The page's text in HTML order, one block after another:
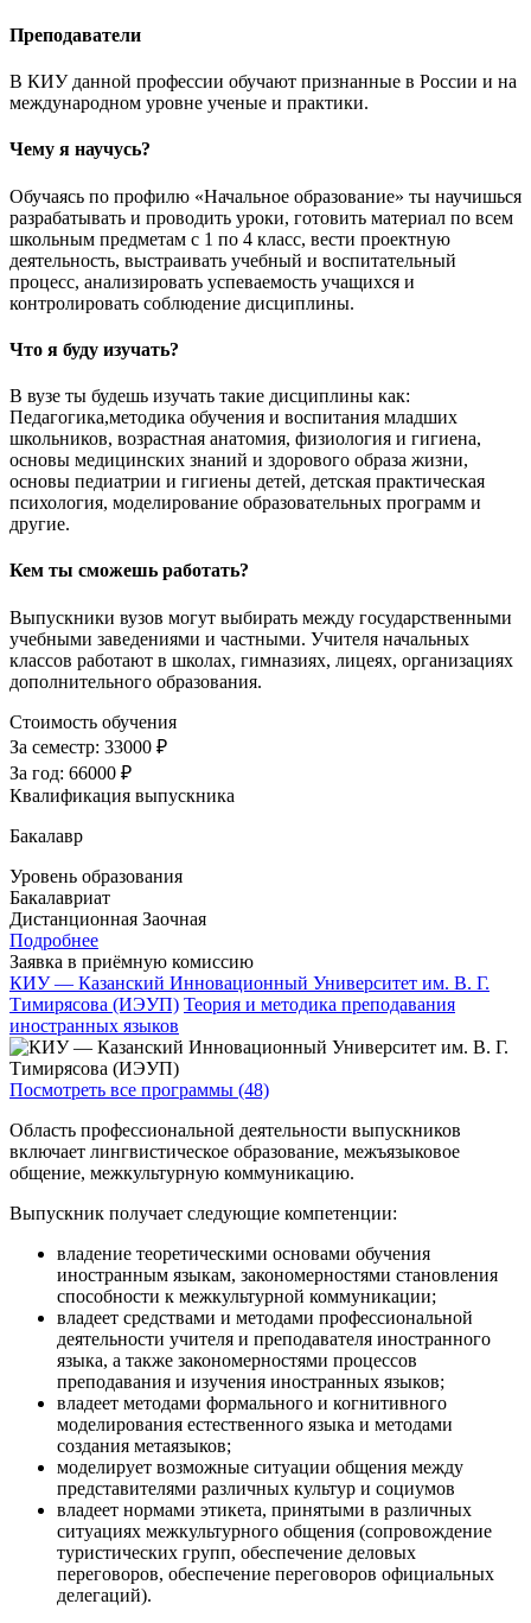
Преподаватели
В КИУ данной профессии обучают признанные в России и на
международном уровне ученые и практики.
Чему я научусь?
Обучаясь по профилю «Начальное образование» ты научишься
разрабатывать и проводить уроки, готовить материал по всем
школьным предметам с 1 по 4 класс, вести проектную
деятельность, выстраивать учебный и воспитательный
процесс, анализировать успеваемость учащихся и
контролировать соблюдение дисциплины.
Что я буду изучать?
В вузе ты будешь изучать такие дисциплины как:
Педагогика,методика обучения и воспитания младших
школьников, возрастная анатомия, физиология и гигиена,
основы медицинских знаний и здорового образа жизни,
основы педиатрии и гигиены детей, детская практическая
психология, моделирование образовательных программ и
другие.
Кем ты сможешь работать?
Выпускники вузов могут выбирать между государственными
учебными заведениями и частными. Учителя начальных
классов работают в школах, гимназиях, лицеях, организациях
дополнительного образования.
Стоимость обучения
За семестр: 33000 ₽
За год: 66000 ₽
Квалификация выпускника
Бакалавр
Уровень образования
Бакалавриат
Дистанционная Заочная
Подробнее
Заявка в приёмную комиссию
КИУ — Казанский Инновационный Университет им. В. Г.
Тимирясова (ИЭУП) Теория и методика преподавания
иностранных языков
Посмотреть все программы (48)
Область профессиональной деятельности выпускников
включает лингвистическое образование, межъязыковое
общение, межкультурную коммуникацию.
Выпускник получает следующие компетенции:
владение теоретическими основами обучения
иностранным языкам, закономерностями становления
способности к межкультурной коммуникации;
владеет средствами и методами профессиональной
деятельности учителя и преподавателя иностранного
языка, а также закономерностями процессов
преподавания и изучения иностранных языков;
владеет методами формального и когнитивного
моделирования естественного языка и методами
создания метаязыков;
моделирует возможные ситуации общения между
представителями различных культур и социумов
владеет нормами этикета, принятыми в различных
ситуациях межкультурного общения (сопровождение
туристических групп, обеспечение деловых
переговоров, обеспечение переговоров официальных
делегаций).